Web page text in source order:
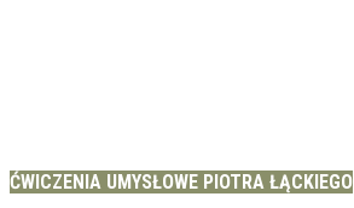
ĆWICZENIA UMYSŁOWE PIOTRA ŁĄCKIEGO